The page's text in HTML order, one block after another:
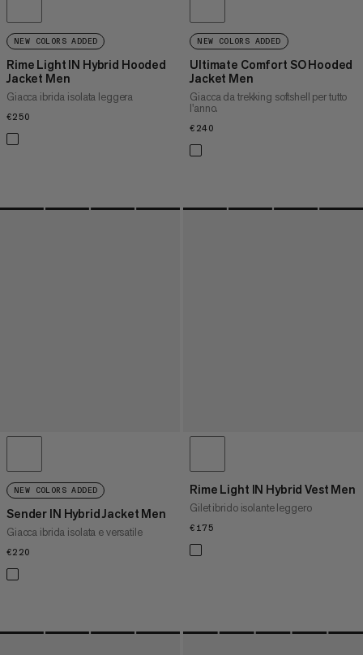
NEW COLORS ADDED
Rime Light IN Hybrid Hooded
Jacket Men
Giacca ibrida isolata leggera
€250
NEW COLORS ADDED
Ultimate Comfort SO Hooded
Jacket Men
Giacca da trekking softshell per tutto
l'anno.
€240
NEW COLORS ADDED
Sender IN Hybrid Jacket Men
Giacca ibrida isolata e versatile
€220
Rime Light IN Hybrid Vest Men
Gilet ibrido isolante leggero
€175